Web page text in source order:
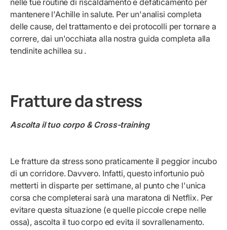
nelle tue routine di riscaldamento e defaticamento per
mantenere l'Achille in salute. Per un'analisi completa
delle cause, del trattamento e dei protocolli per tornare a
correre, dai un'occhiata alla nostra guida completa alla
tendinite achillea su .
Fratture da stress
Ascolta il tuo corpo & Cross-training
Le fratture da stress sono praticamente il peggior incubo
di un corridore. Davvero. Infatti, questo infortunio può
metterti in disparte per settimane, al punto che l'unica
corsa che completerai sarà una maratona di Netflix. Per
evitare questa situazione (e quelle piccole crepe nelle
ossa), ascolta il tuo corpo ed evita il sovrallenamento.